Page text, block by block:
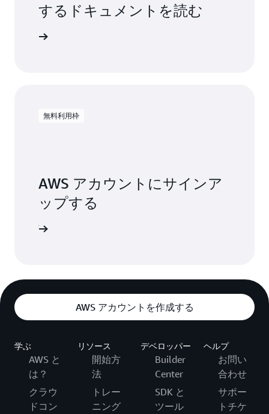
するドキュメントを読む
無料利用枠
AWS アカウントにサインア
ップする
AWS アカウントを作成する
学ぶ
AWS と
は？
クラウ
ドコン
リソース
開始方
法
トレー
ニング
デベロッパー
Builder
Center
SDK と
ツール
ヘルプ
お問い
合わせ
サポー
トチケ